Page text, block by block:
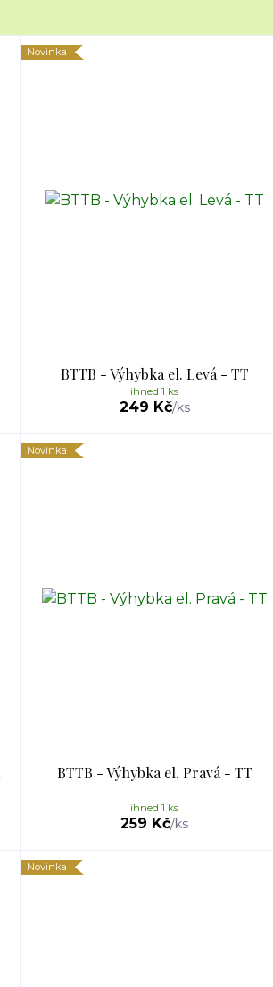
Novinka
BTTB - Výhybka el. Levá - TT
249 Kč/ks
ihned 1 ks
Novinka
BTTB - Výhybka el. Pravá - TT
259 Kč/ks
ihned 1 ks
Novinka